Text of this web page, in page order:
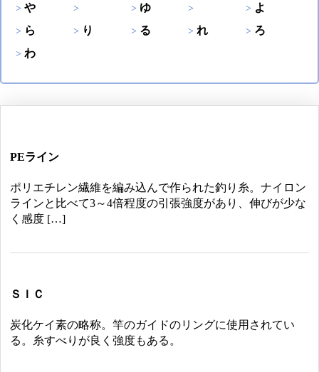
や
ゆ
よ
ら
り る れ
ろ
わ
PEライン
ポリエチレン繊維を編み込んで作られた釣り糸。ナイロン
ラインと比べて3～4倍程度の引張強度があり、伸びが少な
く感度 […]
ＳＩＣ
炭化ケイ素の略称。竿のガイドのリングに使用されてい
る。糸すべりが良く強度もある。